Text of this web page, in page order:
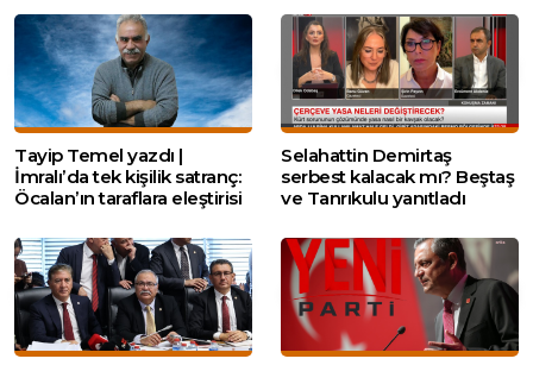
Tayip Temel yazdı |
İmralı’da tek kişilik satranç:
Öcalan’ın taraflara eleştirisi
Selahattin Demirtaş
serbest kalacak mı? Beştaş
ve Tanrıkulu yanıtladı